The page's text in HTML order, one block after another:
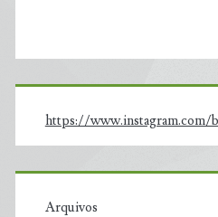
https://www.instagram.com/
Arquivos